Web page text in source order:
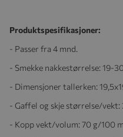
Produktspesifikasjoner:
- Passer fra 4 mnd.
- Smekke nakkestørrelse: 19-
- Dimensjoner tallerken:
- Gaffel og skje størrelse/vekt:
- Kopp vekt/volum: 70 g/100